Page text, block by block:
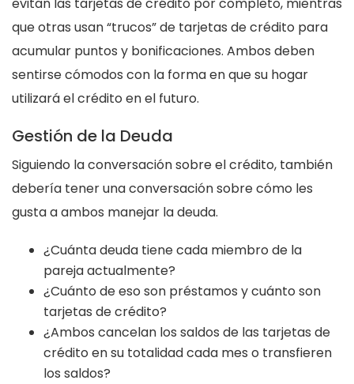
que otras usan “trucos” de tarjetas de crédito para
acumular puntos y bonificaciones. Ambos deben
sentirse cómodos con la forma en que su hogar
utilizará el crédito en el futuro.
Gestión de la Deuda
Siguiendo la conversación sobre el crédito, también
debería tener una conversación sobre cómo les
gusta a ambos manejar la deuda.
¿Cuánta deuda tiene cada miembro de la
pareja actualmente?
¿Cuánto de eso son préstamos y cuánto son
tarjetas de crédito?
¿Ambos cancelan los saldos de las tarjetas de
crédito en su totalidad cada mes o transfieren
los saldos?